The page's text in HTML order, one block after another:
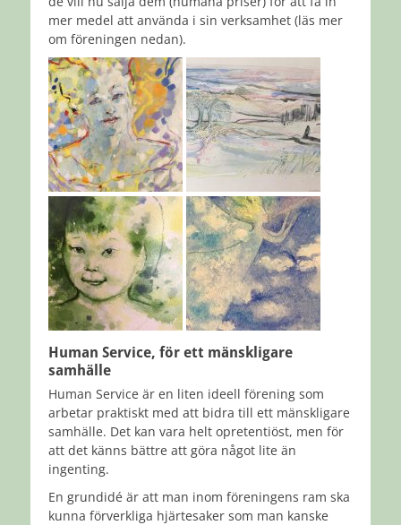
mer medel att använda i sin verksamhet (läs mer
om föreningen nedan).
Human Service, för ett mänskligare
samhälle
Human Service är en liten ideell förening som
arbetar praktiskt med att bidra till ett mänskligare
samhälle. Det kan vara helt opretentiöst, men för
att det känns bättre att göra något lite än
ingenting.
En grundidé är att man inom föreningens ram ska
kunna förverkliga hjärtesaker som man kanske